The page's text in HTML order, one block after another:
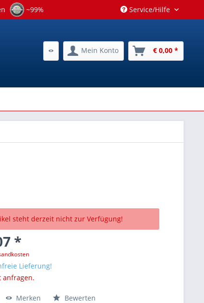
~99% Service/Hilfe
Mein Konto € 0,00 *
steht derzeit nicht zur Verfügung!
*
Lieferung!
anfragen.
Merken Bewerten